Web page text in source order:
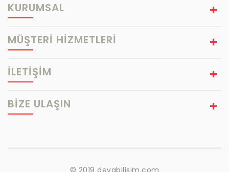
KURUMSAL
MÜŞTERİ HİZMETLERİ
İLETİŞİM
BIZE ULAŞIN
© 2019 devabilisim.com